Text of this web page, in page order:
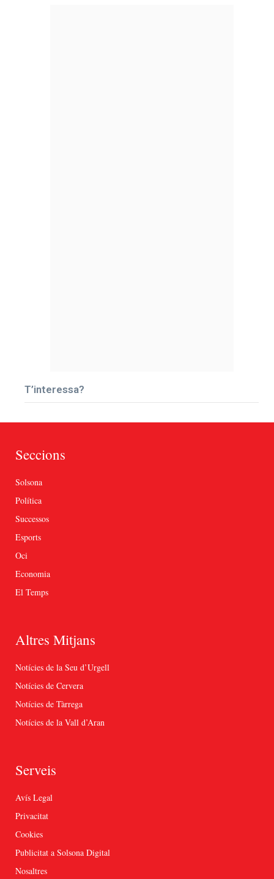
T’interessa?
Seccions
Solsona
Política
Successos
Esports
Oci
Economia
El Temps
Altres Mitjans
Notícies de la Seu d’Urgell
Notícies de Cervera
Notícies de Tàrrega
Notícies de la Vall d’Aran
Serveis
Avís Legal
Privacitat
Cookies
Publicitat a Solsona Digital
Nosaltres